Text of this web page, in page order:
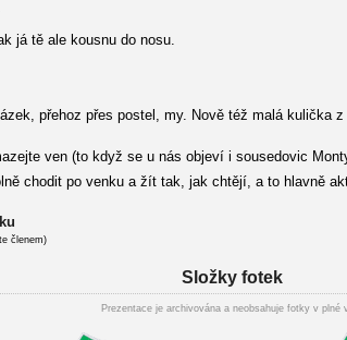
já tě ale kousnu do nosu.
přehoz přes postel, my. Nově též malá
ven (to když se u nás objeví i sousedovic
chodit po venku a žít tak, jak chtějí, a to hlavně
členem)
Složky fotek
Prezentace je archivována a neobsahuje fotky v plné